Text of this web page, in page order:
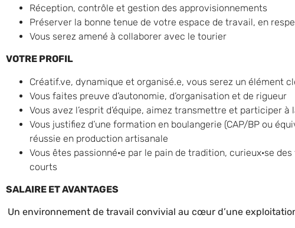
Réception, contrôle et gestion des approvisionnements
Préserver la bonne tenue de votre espace de travail, en
Vous serez amené à collaborer avec le tourier
VOTRE PROFIL
Créatif.ve, dynamique et organisé.e, vous serez un élément
Vous faites preuve d’autonomie, d’organisation et de rigueur
Vous avez l’esprit d’équipe, aimez transmettre et participer
Vous justifiez d’une formation en boulangerie (CAP/BP ou
réussie en production artisanale
Vous êtes passionné·e par le pain de tradition, curieux·se
courts
SALAIRE ET AVANTAGES
Un environnement de travail convivial au cœur d’une